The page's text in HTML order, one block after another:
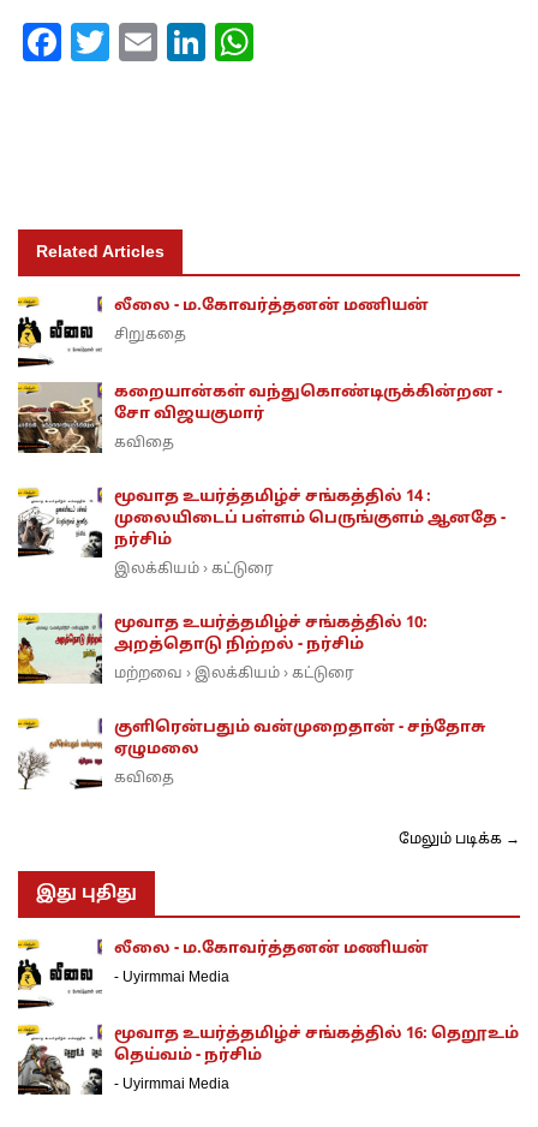
Facebook
Twitter
EmailLinkedIn
Related Articles
லீலை - ம.கோவர்த்தனன் மணியன்
சிறுகதை
கறையான்கள் வந்துகொண்டிருக்கின்றன -
சோ விஜயகுமார்
கவிதை
மூவாத உயர்த்தமிழ்ச் சங்கத்தில் 14 :
முலையிடைப் பள்ளம் பெருங்குளம் ஆனதே -
நர்சிம்
இலக்கியம் › கட்டுரை
மூவாத உயர்த்தமிழ்ச் சங்கத்தில் 10:
அறத்தொடு நிற்றல் - நர்சிம்
மற்றவை › இலக்கியம் › கட்டுரை
குளிரென்பதும் வன்முறைதான் - சந்தோசு
ஏழுமலை
கவிதை
மேலும் படிக்க →
இது புதிது
லீலை - ம.கோவர்த்தனன் மணியன்
- Uyirmmai Media
மூவாத உயர்த்தமிழ்ச் சங்கத்தில் 16: தெறூஉம்
தெய்வம் - நர்சிம்
- Uyirmmai Media